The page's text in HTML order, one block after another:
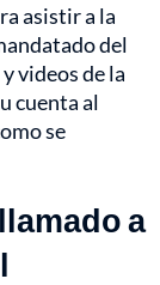
asistir a la
del
videos de la
cuenta al
se
a